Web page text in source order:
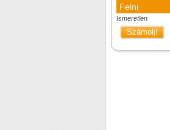
Felni
Ismeretlen
Számolj!